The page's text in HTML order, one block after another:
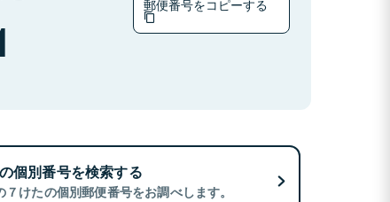
郵便番号をコピーする
個別番号を検索する
７けたの個別郵便番号をお調べします。